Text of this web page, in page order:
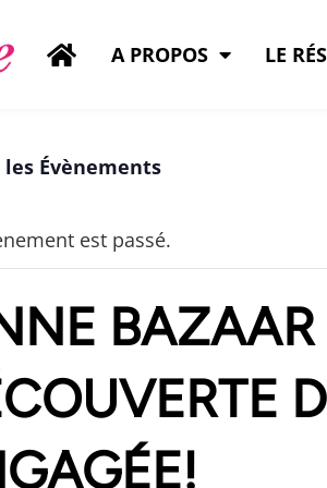
A PROPOS LE
les Évènements
est passé.
BAZAAR